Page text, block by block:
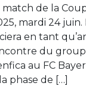
match de la
mardi 24 juin.
en tant
du
au FC
phase de […]